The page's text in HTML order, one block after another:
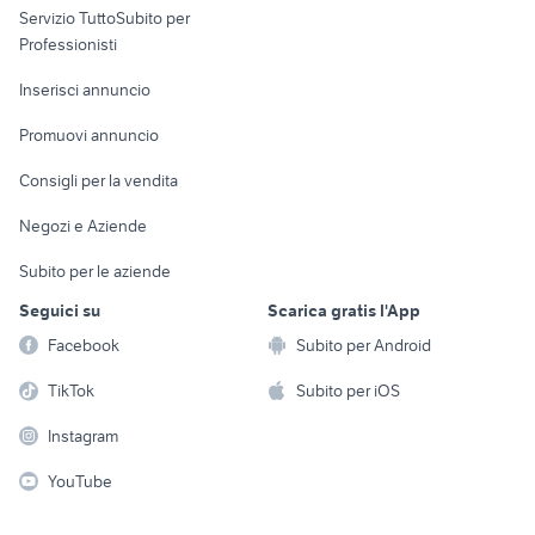
Informatica
Console e
Fotografia
Telefonia
Biciclette
Servizio TuttoSubito per
Professionisti
Inserisci annuncio
Promuovi annuncio
Consigli per la vendita
Negozi e Aziende
Subito per le aziende
Seguici su
Facebook
TikTok
Instagram
YouTube
Scarica gratis l'App
Subito per Android
Subito per iOS